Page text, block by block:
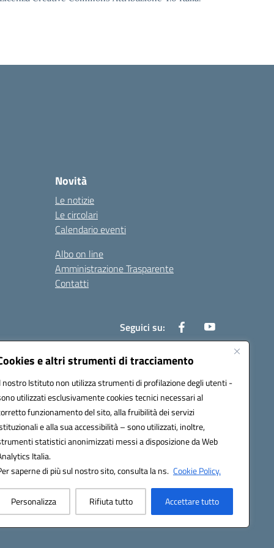
e altri strumenti di tracciamento
nostro Istituto non utilizza strumenti di profilazione degli utenti -
utilizzati esclusivamente cookies tecnici necessari al
funzionamento del sito, alla fruibilità dei servizi
e alla sua accessibilità – sono utilizzati, inoltre,
statistici anonimizzati messi a disposizione da Web
Italia.
saperne di più sul nostro sito, consulta la ns. Cookie Policy.
Personalizza Rifiuta tutto Accettare tutto
Novità
Le notizie
Le circolari
Calendario eventi
Albo on line
Amministrazione Trasparente
Contatti
Seguici su: